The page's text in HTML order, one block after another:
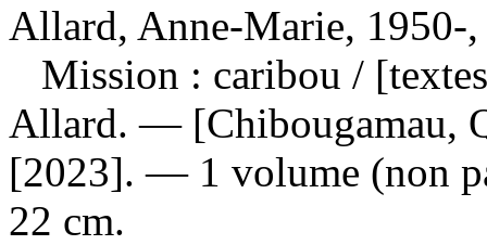
Allard, Anne-Marie, 1950-
Mission : caribou /
Allard. — [Chibougamau,
[2023]. — 1 volume (non
22 cm.